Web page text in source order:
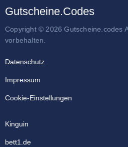
Gutscheine.Codes
Copyright © 2026 Gutscheine.codes
vorbehalten.
Datenschutz
Impressum
Cookie-Einstellungen
Kinguin
bett1.de